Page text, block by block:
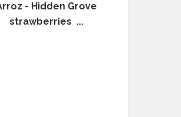
- Hidden Grove
strawberries ...